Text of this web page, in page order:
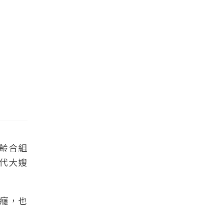
合組
大嫂
，也